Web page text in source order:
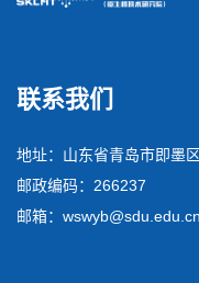
联系我们
地址：山东省青岛市即墨
邮政编码：266237
邮箱：wswyb@sdu.edu.cn